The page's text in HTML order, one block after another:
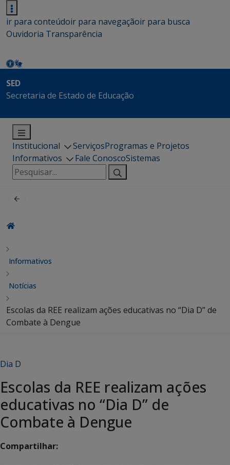
ir para conteúdoir para navegaçãoir para busca
Ouvidoria Transparência
SED
Secretaria de Estado de Educação
Institucional ServiçosProgramas e Projetos
Informativos
Fale ConoscoSistemas
Pesquisar
por:
Informativos
Notícias
Escolas da REE realizam ações educativas no “Dia D” de
Combate à Dengue
Dia D
Escolas da REE realizam ações
educativas no “Dia D” de
Combate à Dengue
Compartilhar: